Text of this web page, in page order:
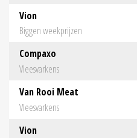
Vion
Biggen weekprijzen
Compaxo
Vleesvarkens
Van Rooi Meat
Vleesvarkens
Vion